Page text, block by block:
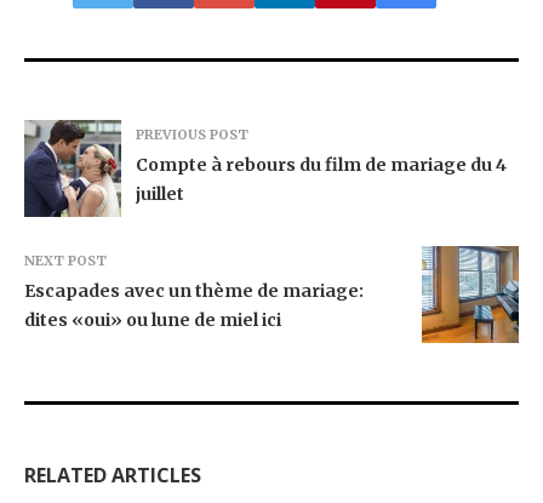
PREVIOUS POST
Compte à rebours du film de mariage du 4
juillet
NEXT POST
Escapades avec un thème de mariage:
dites «oui» ou lune de miel ici
RELATED ARTICLES